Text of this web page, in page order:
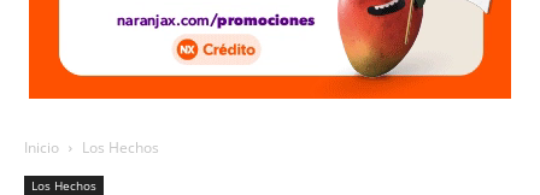
Inicio Los Hechos
Los Hechos